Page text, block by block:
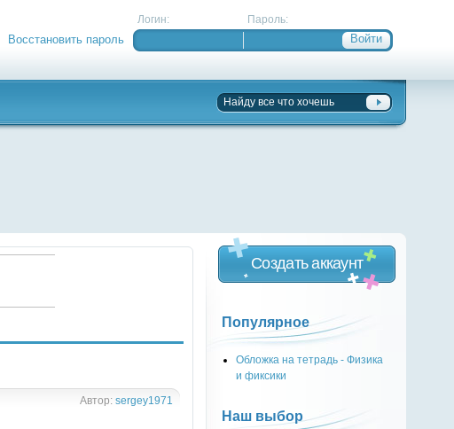
Логин: Пароль:
Восстановить пароль
Автор:sergey1971
Создать аккаунт
Популярное
Обложка на тетрадь - Физика
и фиксики
Наш выбор